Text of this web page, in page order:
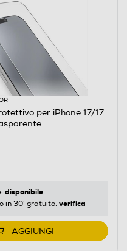
per iPhone 17/17
disponibile
in 30' gratuito: verifica
AGGIUNGI